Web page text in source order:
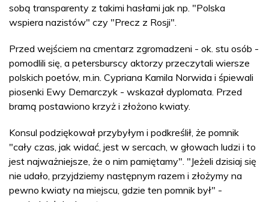
sobą transparenty z takimi hasłami jak np. "Polska
wspiera nazistów" czy "Precz z Rosji".
Przed wejściem na cmentarz zgromadzeni - ok. stu osób -
pomodlili się, a petersburscy aktorzy przeczytali wiersze
polskich poetów, m.in. Cypriana Kamila Norwida i śpiewali
piosenki Ewy Demarczyk - wskazał dyplomata. Przed
bramą postawiono krzyż i złożono kwiaty.
Konsul podziękował przybyłym i podkreślił, że pomnik
"cały czas, jak widać, jest w sercach, w głowach ludzi i to
jest najważniejsze, że o nim pamiętamy". "Jeżeli dzisiaj się
nie udało, przyjdziemy następnym razem i złożymy na
pewno kwiaty na miejscu, gdzie ten pomnik był" -